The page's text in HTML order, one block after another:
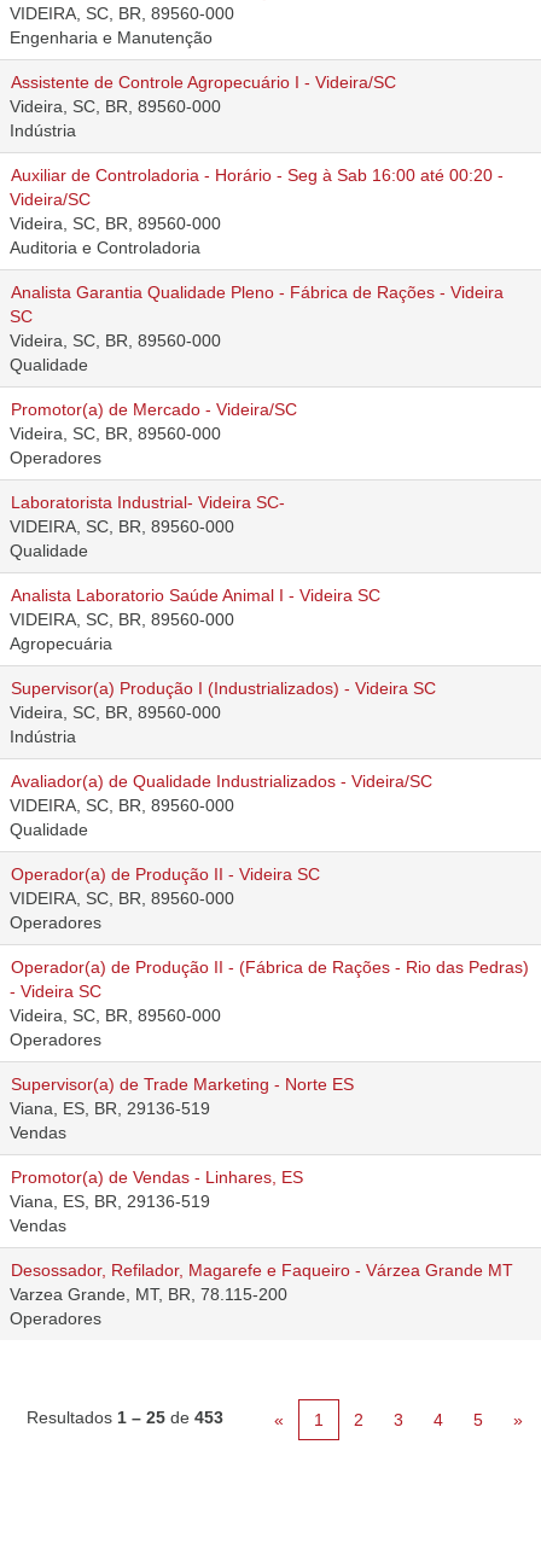
VIDEIRA, SC, BR, 89560-000
Engenharia e Manutenção
Assistente de Controle Agropecuário I - Videira/SC
Videira, SC, BR, 89560-000
Indústria
Auxiliar de Controladoria - Horário - Seg à Sab 16:00 até 00:20 -
Videira/SC
Videira, SC, BR, 89560-000
Auditoria e Controladoria
Analista Garantia Qualidade Pleno - Fábrica de Rações - Videira
SC
Videira, SC, BR, 89560-000
Qualidade
Promotor(a) de Mercado - Videira/SC
Videira, SC, BR, 89560-000
Operadores
Laboratorista Industrial- Videira SC-
VIDEIRA, SC, BR, 89560-000
Qualidade
Analista Laboratorio Saúde Animal I - Videira SC
VIDEIRA, SC, BR, 89560-000
Agropecuária
Supervisor(a) Produção I (Industrializados) - Videira SC
Videira, SC, BR, 89560-000
Indústria
Avaliador(a) de Qualidade Industrializados - Videira/SC
VIDEIRA, SC, BR, 89560-000
Qualidade
Operador(a) de Produção II - Videira SC
VIDEIRA, SC, BR, 89560-000
Operadores
Operador(a) de Produção II - (Fábrica de Rações - Rio das Pedras)
- Videira SC
Videira, SC, BR, 89560-000
Operadores
Supervisor(a) de Trade Marketing - Norte ES
Viana, ES, BR, 29136-519
Vendas
Promotor(a) de Vendas - Linhares, ES
Viana, ES, BR, 29136-519
Vendas
Desossador, Refilador, Magarefe e Faqueiro - Várzea Grande MT
Varzea Grande, MT, BR, 78.115-200
Operadores
Resultados 1 – 25 de 453 « 1 2 3 4 5 »